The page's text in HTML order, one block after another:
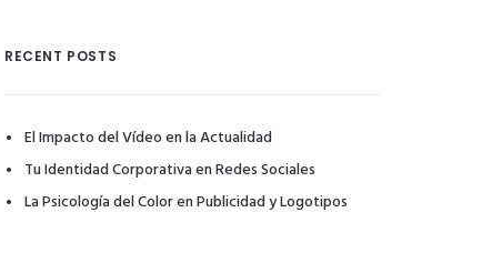
RECENT POSTS
El Impacto del Vídeo en la Actualidad
Tu Identidad Corporativa en Redes Sociales
La Psicología del Color en Publicidad y Logotipos